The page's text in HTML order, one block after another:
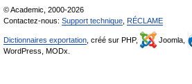
© Academic, 2000-2026
Contactez-nous: Support technique RÉCLAME
Dictionnaires exportation , créé sur PHP, Joomla,
WordPress, MODx.